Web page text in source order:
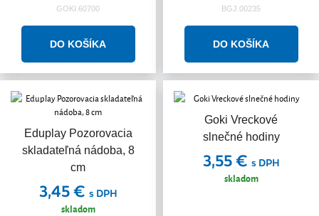
GOKI.60700 BGJ.00235
Eduplay Pozorovacia
skladateľná nádoba, 8
cm
3,45 € s DPH
skladom
Goki Vreckové
slnečné hodiny
3,55 € s DPH
skladom